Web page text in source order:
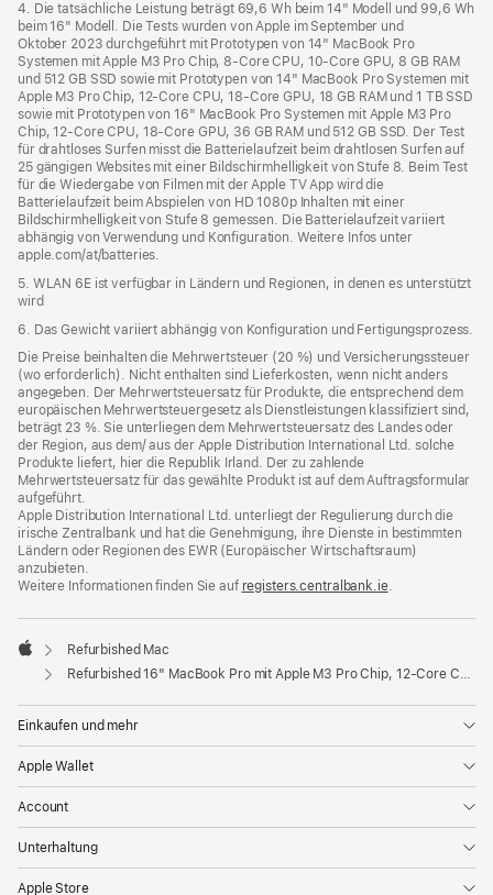
4. Die tatsächliche Leistung beträgt 69,6 Wh beim 14" Modell und 99,6 Wh
beim 16" Modell. Die Tests wurden von Apple im September und
Oktober 2023 durchgeführt mit Prototypen von 14" MacBook Pro
Systemen mit Apple M3 Pro Chip, 8‑Core CPU, 10‑Core GPU, 8 GB RAM
und 512 GB SSD sowie mit Prototypen von 14" MacBook Pro Systemen mit
Apple M3 Pro Chip, 12‑Core CPU, 18‑Core GPU, 18 GB RAM und 1 TB SSD
sowie mit Prototypen von 16" MacBook Pro Systemen mit Apple M3 Pro
Chip, 12‑Core CPU, 18‑Core GPU, 36 GB RAM und 512 GB SSD. Der Test
für drahtloses Surfen misst die Batterielaufzeit beim drahtlosen Surfen auf
25 gängigen Websites mit einer Bildschirmhelligkeit von Stufe 8. Beim Test
für die Wiedergabe von Filmen mit der Apple TV App wird die
Batterielaufzeit beim Abspielen von HD 1080p Inhalten mit einer
Bildschirmhelligkeit von Stufe 8 gemessen. Die Batterielaufzeit variiert
abhängig von Verwendung und Konfiguration. Weitere Infos unter
apple.com/at/batteries.
5. WLAN 6E ist verfügbar in Ländern und Regionen, in denen es unterstützt
wird
6. Das Gewicht variiert abhängig von Konfiguration und Fertigungsprozess.
Die Preise beinhalten die Mehrwertsteuer (20 %) und Versicherungssteuer
(wo erforderlich). Nicht enthalten sind Lieferkosten, wenn nicht anders
angegeben. Der Mehrwertsteuersatz für Produkte, die entsprechend dem
europäischen Mehrwertsteuergesetz als Dienstleistungen klassifiziert sind,
beträgt 23 %. Sie unterliegen dem Mehrwertsteuersatz des Landes oder
der Region, aus dem/ aus der Apple Distribution International Ltd. solche
Produkte liefert, hier die Republik Irland. Der zu zahlende
Mehrwertsteuersatz für das gewählte Produkt ist auf dem Auftragsformular
aufgeführt.
Apple Distribution International Ltd. unterliegt der Regulierung durch die
irische Zentralbank und hat die Genehmigung, ihre Dienste in bestimmten
Ländern oder Regionen des EWR (Europäischer Wirtschaftsraum)
anzubieten.
Weitere Informationen finden Sie auf registers.centralbank.ie(Öffnet
neues
.
Apple
Refurbished Mac
Refurbished 16" MacBook Pro mit Apple M3 Pro Chip, 12‑Core CPU und 18‑Core GPU - Silber
Einkaufen und mehr
Apple Wallet
Account
Unterhaltung
Apple Store